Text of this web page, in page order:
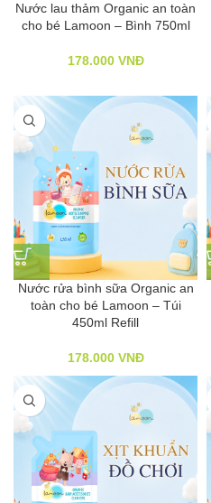
Nước lau thảm Organic an toàn
cho bé Lamoon – Bình 750ml
178.000 VNĐ
Nước rửa bình sữa Organic an
toàn cho bé Lamoon – Túi
450ml Refill
178.000 VNĐ